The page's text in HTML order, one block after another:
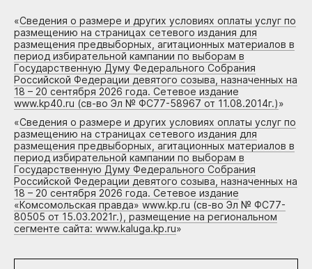
«Сведения о размере и других условиях оплаты услуг по
размещению на страницах сетевого издания для
размещения предвыборных, агитационных материалов в
период избирательной кампании по выборам в
Государственную Думу Федерального Собрания
Российской Федерации девятого созыва, назначенных на
18 – 20 сентября 2026 года. Сетевое издание
www.kp40.ru (св-во Эл № ФС77-58967 от 11.08.2014г.)»
«Сведения о размере и других условиях оплаты услуг по
размещению на страницах сетевого издания для
размещения предвыборных, агитационных материалов в
период избирательной кампании по выборам в
Государственную Думу Федерального Собрания
Российской Федерации девятого созыва, назначенных на
18 – 20 сентября 2026 года. Сетевое издание
«Комсомольская правда» www.kp.ru (св-во Эл № ФС77-
80505 от 15.03.2021г.), размещение на региональном
сегменте сайта: www.kaluga.kp.ru»